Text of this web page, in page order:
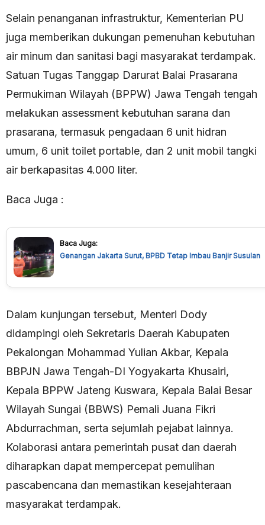
Selain penanganan infrastruktur, Kementerian PU
juga memberikan dukungan pemenuhan kebutuhan
air minum dan sanitasi bagi masyarakat terdampak.
Satuan Tugas Tanggap Darurat Balai Prasarana
Permukiman Wilayah (BPPW) Jawa Tengah tengah
melakukan assessment kebutuhan sarana dan
prasarana, termasuk pengadaan 6 unit hidran
umum, 6 unit toilet portable, dan 2 unit mobil tangki
air berkapasitas 4.000 liter.
Baca Juga :
Baca Juga:
Genangan Jakarta Surut, BPBD Tetap Imbau Banjir Susulan
Dalam kunjungan tersebut, Menteri Dody
didampingi oleh Sekretaris Daerah Kabupaten
Pekalongan Mohammad Yulian Akbar, Kepala
BBPJN Jawa Tengah-DI Yogyakarta Khusairi,
Kepala BPPW Jateng Kuswara, Kepala Balai Besar
Wilayah Sungai (BBWS) Pemali Juana Fikri
Abdurrachman, serta sejumlah pejabat lainnya.
Kolaborasi antara pemerintah pusat dan daerah
diharapkan dapat mempercepat pemulihan
pascabencana dan memastikan kesejahteraan
masyarakat terdampak.